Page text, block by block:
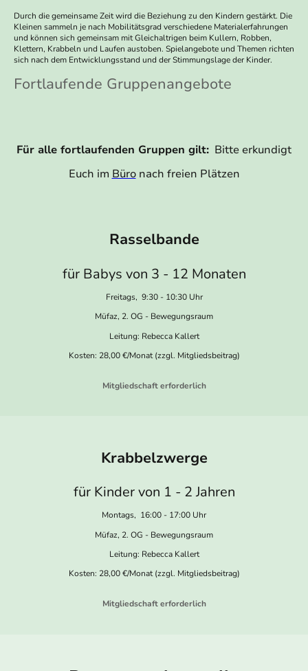
Durch die gemeinsame Zeit wird die Beziehung zu den Kindern gestärkt. Die
Klei­nen sammeln je nach Mobilitätsgrad verschiedene Materialerfahrungen
und können sich gemeinsam mit Gleichaltrigen beim Kullern, Robben,
Klettern, Krabbeln und Laufen austoben. Spielangebote und Themen richten
sich nach dem Entwicklungsstand und der Stimmungslage der Kinder.
Fortlaufende Gruppenangebote
Für alle fortlaufenden Gruppen gilt: Bitte erkundigt
Euch im Büronach freien Plätzen
Rasselbande
für Babys von 3 - 12 Monaten
Freitags, 9:30 - 10:30 Uhr
Müfaz, 2. OG - Bewegungsraum
Leitung: Rebecca Kallert
Kosten: 28,00 €/Monat (zzgl. Mitgliedsbeitrag)
Mitgliedschaft erforderlich
Krabbelzwerge
für Kinder von 1 - 2 Jahren
Montags, 16:00 - 17:00 Uhr
Müfaz, 2. OG - Bewegungsraum
Leitung: Rebecca Kallert
Kosten: 28,00 €/Monat (zzgl. Mitgliedsbeitrag)
Mitgliedschaft erforderlich